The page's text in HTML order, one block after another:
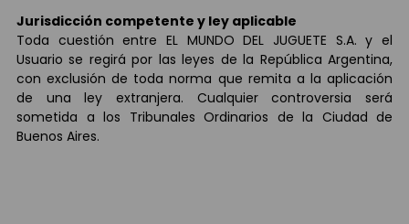
Jurisdicción competente y ley aplicable
Toda cuestión entre EL MUNDO DEL JUGUETE S.A. y el
Usuario se regirá por las leyes de la República Argentina,
con exclusión de toda norma que remita a la aplicación
de una ley extranjera. Cualquier controversia será
sometida a los Tribunales Ordinarios de la Ciudad de
Buenos Aires.